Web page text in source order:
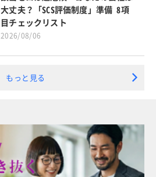
大丈夫？「SCS評価制度」準備 8項
目チェックリスト
2026/08/06
もっと見る